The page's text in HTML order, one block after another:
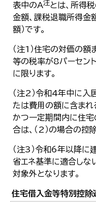
表中のA注とは、所得
金額、課税退職所得金
額）です。
（注1）住宅の対価の
等の税率が8パーセン
に限ります。
（注2）令和4年中に入
たは費用の額に含ま
かつ一定期間内に住
合は、（2）の場合の控
（注3）令和6年以降に
省エネ基準に適合し
対象外となります。
住宅借入金等特別控除